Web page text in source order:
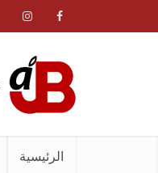
الرئيسية